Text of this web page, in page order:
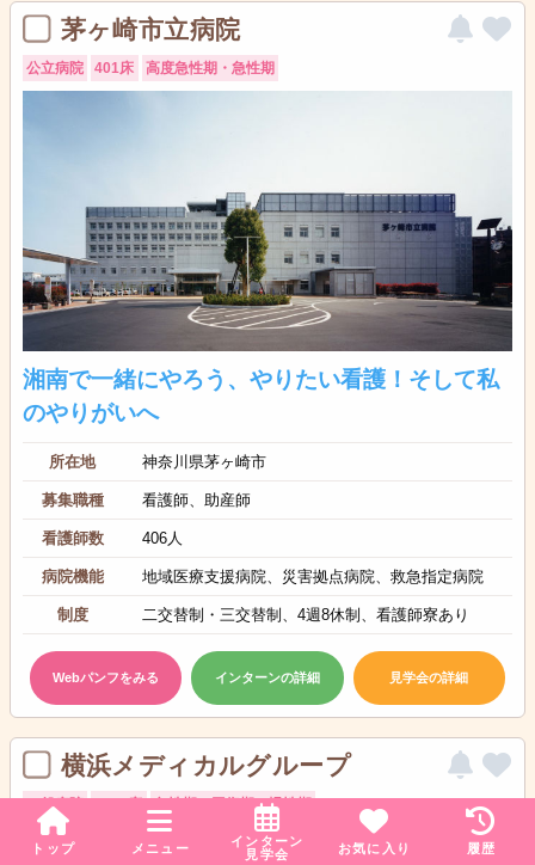
トップ メニュー
インターン
見学会
お気に入り 履歴
茅ヶ崎市立病院
公立病院 401床 高度急性期・急性期
湘南で一緒にやろう、やりたい看護！そして私
のやりがいへ
所在地 神奈川県茅ヶ崎市
募集職種 看護師、助産師
看護師数 406人
病院機能 地域医療支援病院、災害拠点病院、救急指定病院
制度 二交替制・三交替制、4週8休制、看護師寮あり
Webパンフをみる インターンの詳細 見学会の詳細
横浜メディカルグループ
一般病院 1264床 急性期・回復期・慢性期